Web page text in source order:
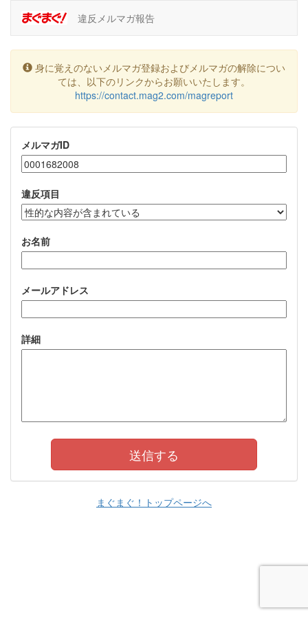
違反メルマガ報告
身に覚えのないメルマガ登録およびメルマガの解除につい
ては、以下のリンクからお願いいたします。
https://contact.mag2.com/magreport
メルマガID
違反項目
お名前
メールアドレス
詳細
まぐまぐ！トップページへ